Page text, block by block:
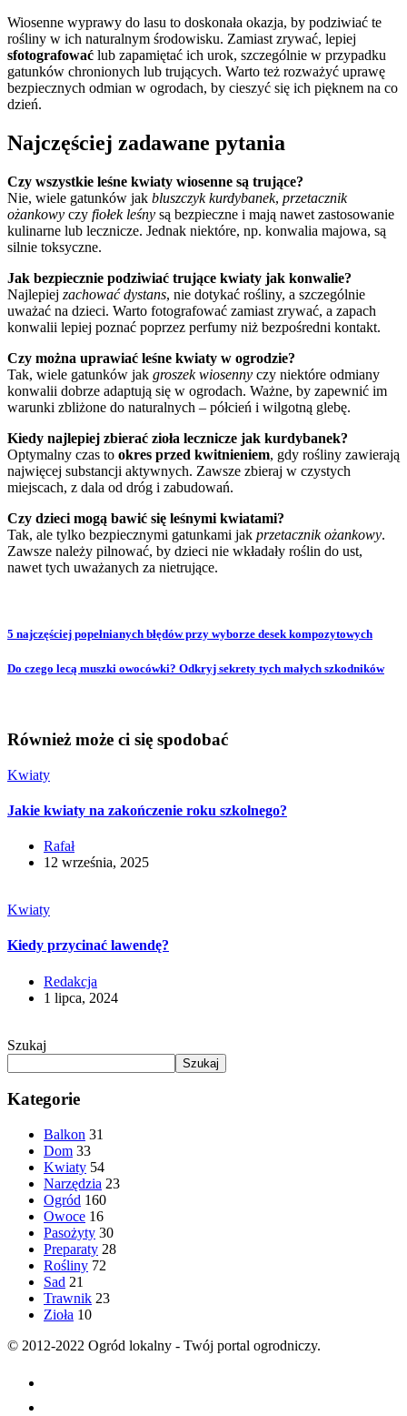
Wiosenne wyprawy do lasu to doskonała okazja, by podziwiać te
rośliny w ich naturalnym środowisku. Zamiast zrywać, lepiej
sfotografować lub zapamiętać ich urok, szczególnie w przypadku
gatunków chronionych lub trujących. Warto też rozważyć uprawę
bezpiecznych odmian w ogrodach, by cieszyć się ich pięknem na co
dzień.
Najczęściej zadawane pytania
Czy wszystkie leśne kwiaty wiosenne są trujące?
Nie, wiele gatunków jak bluszczyk kurdybanek, przetacznik
ożankowy czy fiołek leśny są bezpieczne i mają nawet zastosowanie
kulinarne lub lecznicze. Jednak niektóre, np. konwalia majowa, są
silnie toksyczne.
Jak bezpiecznie podziwiać trujące kwiaty jak konwalie?
Najlepiej zachować dystans, nie dotykać rośliny, a szczególnie
uważać na dzieci. Warto fotografować zamiast zrywać, a zapach
konwalii lepiej poznać poprzez perfumy niż bezpośredni kontakt.
Czy można uprawiać leśne kwiaty w ogrodzie?
Tak, wiele gatunków jak groszek wiosenny czy niektóre odmiany
konwalii dobrze adaptują się w ogrodach. Ważne, by zapewnić im
warunki zbliżone do naturalnych – półcień i wilgotną glebę.
Kiedy najlepiej zbierać zioła lecznicze jak kurdybanek?
Optymalny czas to okres przed kwitnieniem, gdy rośliny zawierają
najwięcej substancji aktywnych. Zawsze zbieraj w czystych
miejscach, z dala od dróg i zabudowań.
Czy dzieci mogą bawić się leśnymi kwiatami?
Tak, ale tylko bezpiecznymi gatunkami jak przetacznik ożankowy.
Zawsze należy pilnować, by dzieci nie wkładały roślin do ust,
nawet tych uważanych za nietrujące.
5 najczęściej popełnianych błędów przy wyborze desek kompozytowych
Do czego lecą muszki owocówki? Odkryj sekrety tych małych szkodników
Również może ci się spodobać
Kwiaty
Jakie kwiaty na zakończenie roku szkolnego?
Rafał
12 września, 2025
Kwiaty
Kiedy przycinać lawendę?
Redakcja
1 lipca, 2024
Szukaj
Szukaj
Kategorie
Balkon 31
Dom 33
Kwiaty 54
Narzędzia 23
Ogród 160
Owoce 16
Pasożyty 30
Preparaty 28
Rośliny 72
Sad 21
Trawnik 23
Zioła 10
© 2012-2022 Ogród lokalny - Twój portal ogrodniczy.